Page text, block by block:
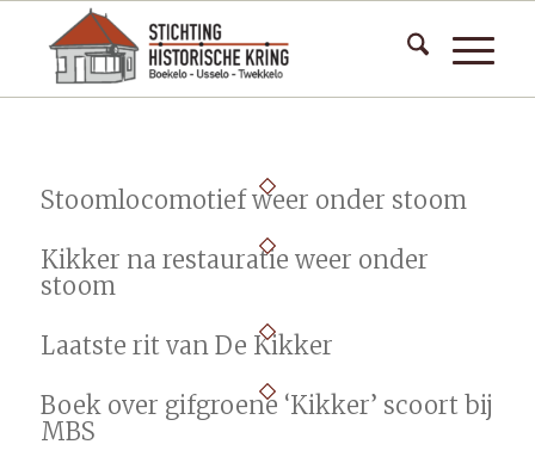
Stoomlocomotief weer onder stoom
Kikker na restauratie weer onder
stoom
Laatste rit van De Kikker
Boek over gifgroene ‘Kikker’ scoort bij
MBS